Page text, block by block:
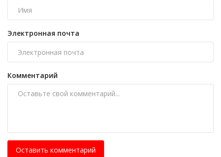
Электронная почта
Комментарий
Оставить комментарий